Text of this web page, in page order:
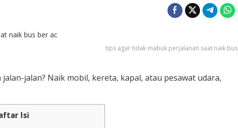
Ber
tips agar tidak mabuk perjalanan saat naik bus
jalan? Naik mobil, kereta, kapal, atau pesawat udara,
Isi